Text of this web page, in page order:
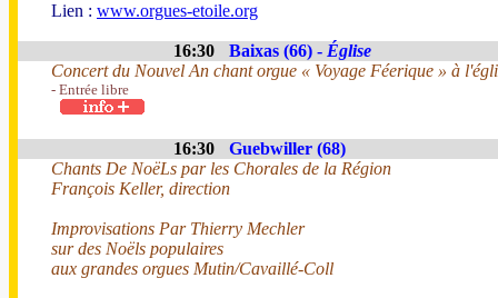
Lien : www.orgues-etoile.org
16:30 Baixas (66) - Église
Concert du Nouvel An chant orgue « Voyage Féerique » à
- Entrée libre
16:30
Guebwiller (68)
Chants De NoëLs par les Chorales de la Région
François Keller, direction
Improvisations Par Thierry Mechler
sur des Noëls populaires
aux grandes orgues Mutin/Cavaillé-Coll